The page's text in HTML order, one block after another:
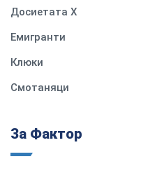
Досиетата Х
Емигранти
Клюки
Смотаняци
За Фактор